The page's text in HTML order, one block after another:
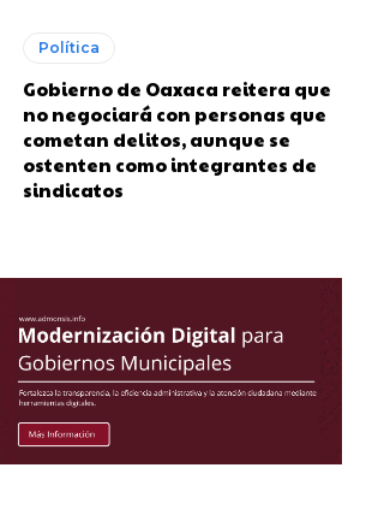
Política
Gobierno de Oaxaca reitera que
no negociará con personas que
cometan delitos, aunque se
ostenten como integrantes de
sindicatos